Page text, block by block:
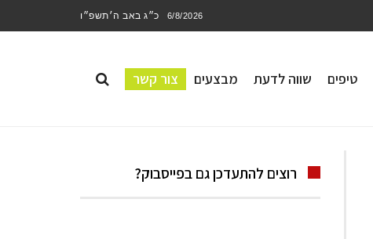
6/8/2026 כ״ג באב ה׳תשפ״ו
טיפים שווה לדעת מבצעים צור קשר
רוצים להתעדכן גם בפייסבוק?